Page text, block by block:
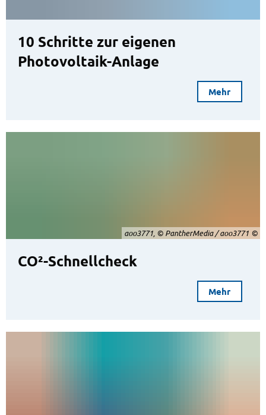
10 Schritte zur eigenen
Photovoltaik-Anlage
Mehr
aoo3771, © PantherMedia / aoo3771
CO²-Schnellcheck
Mehr